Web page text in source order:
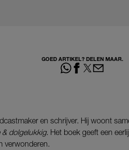
GOED ARTIKEL? DELEN MAAR.
en schrijver. Hij woont
dolgelukkig. Het boek geeft een
verwonderen.